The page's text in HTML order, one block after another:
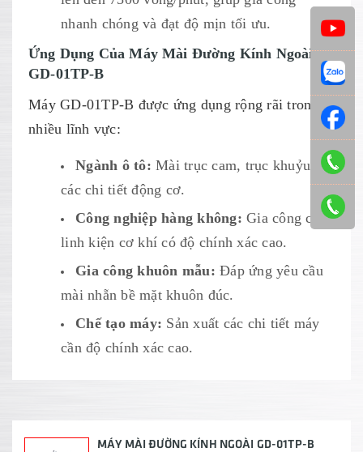
nhanh chóng và đạt độ mịn tối ưu.
Ứng Dụng Của Máy Mài Đường Kính Ngoài
GD-01TP-B
Máy GD-01TP-B được ứng dụng rộng rãi trong
nhiều lĩnh vực:
Ngành ô tô: Mài trục cam, trục khuỷu và
các chi tiết động cơ.
Công nghiệp hàng không: Gia công các
linh kiện cơ khí có độ chính xác cao.
Gia công khuôn mẫu: Đáp ứng yêu cầu
mài nhẵn bề mặt khuôn đúc.
Chế tạo máy: Sản xuất các chi tiết máy
cần độ chính xác cao.
MÁY MÀI ĐƯỜNG KÍNH NGOÀI GD-01TP-B